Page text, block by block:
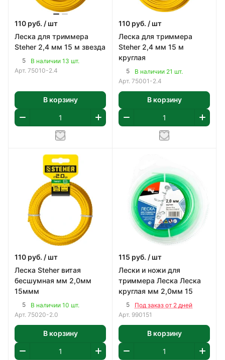
110 руб. / шт
Леска для триммера
Steher 2,4 мм 15 м звезда
5
В наличии 13 шт.
Арт. 75010-2.4
В корзину
110 руб. / шт
Леска для триммера
Steher 2,4 мм 15 м
круглая
5
В наличии 21 шт.
Арт. 75001-2.4
В корзину
110 руб. / шт
Леска Steher витая
бесшумная мм 2,0мм
15ммм
5
В наличии 10 шт.
Арт. 75020-2.0
В корзину
115 руб. / шт
Лески и ножи для
триммера Леска Леска
круглая мм 2,0мм 15
5
Под заказ от 2 дней
Арт. 990151
В корзину